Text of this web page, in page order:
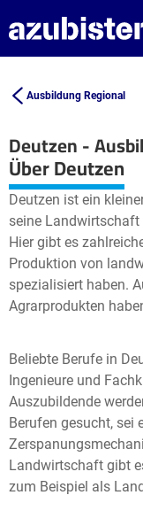
Ausbildung Regional
Deutzen -
+
−
Über Deutzen
Deutzen ist ein
seine
Hier gibt es
Produktion von
spezialisiert haben.
Agrarprodukten
Beliebte Berufe in
Ingenieure und
Auszubildende
Berufen gesucht, sei
Landwirtschaft gibt
zum Beispiel als